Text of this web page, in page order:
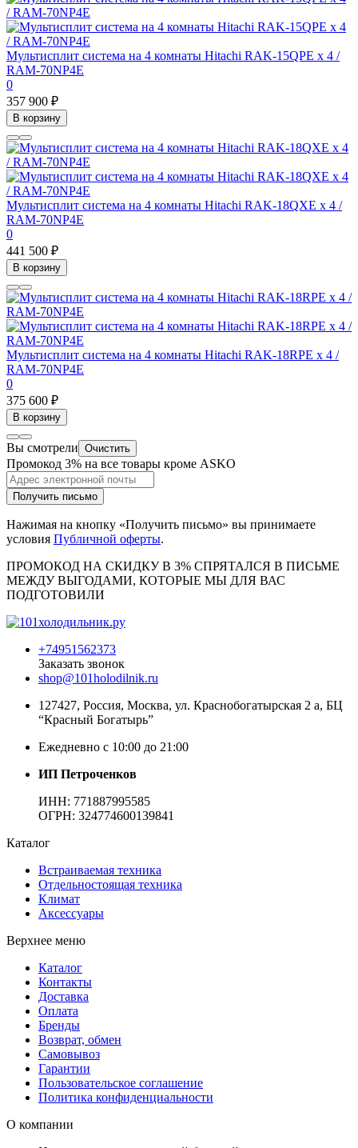
Мультисплит система на 4 комнаты Hitachi RAK-15QPE x 4 /
RAM-70NP4E
0
357 900 ₽
В корзину
Мультисплит система на 4 комнаты Hitachi RAK-18QXE x 4 /
RAM-70NP4E
0
441 500 ₽
В корзину
Мультисплит система на 4 комнаты Hitachi RAK-18RPE x 4 /
RAM-70NP4E
0
375 600 ₽
В корзину
Вы смотрели Очистить
Промокод 3% на все товары кроме ASKO
Получить письмо
Нажимая на кнопку «Получить письмо» вы принимаете
условия Публичной оферты.
ПРОМОКОД НА СКИДКУ В 3% СПРЯТАЛСЯ В ПИCЬМЕ
МЕЖДУ ВЫГОДАМИ, КОТОРЫЕ МЫ ДЛЯ ВАС
ПОДГОТОВИЛИ
+74951562373
Заказать звонок
shop@101holodilnik.ru
127427, Россия, Москва, ул. Краснобогатырская 2 а, БЦ
“Красный Богатырь”
Ежедневно с 10:00 до 21:00
ИП Петроченков
ИНН: 771887995585
ОГРН: 324774600139841
Каталог
Встраиваемая техника
Отдельностоящая техника
Климат
Аксессуары
Верхнее меню
Каталог
Контакты
Доставка
Оплата
Бренды
Возврат, обмен
Самовывоз
Гарантии
Пользовательское соглашение
Политика конфиденциальности
О компании